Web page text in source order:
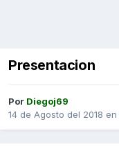
Presentacion
Por Diegoj69
14 de Agosto del 2018 en